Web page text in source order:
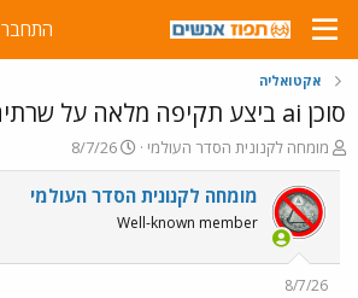
התחבר
אקטואליה
סוכן ai ביצע תקיפה מלאה על שרתים
פ
ו
ח
ה
ו
מומחה לקנונית הסדר העולמי
פ
ו
ר
8/7/26
מומחה לקנונית הסדר העולמי
Well-known member
8/7/26